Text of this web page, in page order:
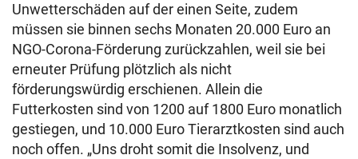
Unwetterschäden auf der einen Seite, zudem
müssen sie binnen sechs Monaten 20.000 Euro an
NGO-Corona-Förderung zurückzahlen, weil sie bei
erneuter Prüfung plötzlich als nicht
förderungswürdig erschienen. Allein die
Futterkosten sind von 1200 auf 1800 Euro monatlich
gestiegen, und 10.000 Euro Tierarztkosten sind auch
noch offen. „Uns droht somit die Insolvenz, und